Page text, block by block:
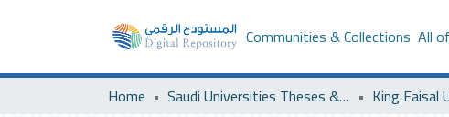
Communities & Collections All
Home Saudi Universities Theses & Dissertations King Faisal